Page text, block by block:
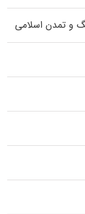
و تمدن اسلامی